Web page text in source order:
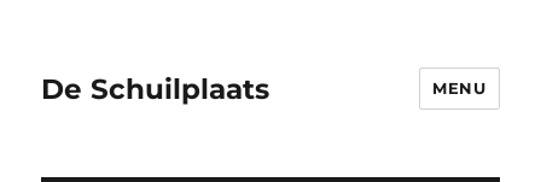
De Schuilplaats MENU